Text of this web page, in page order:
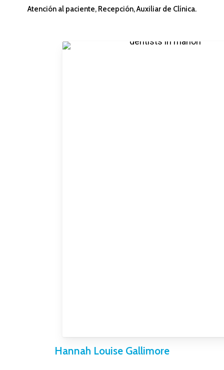
Atención al paciente, Recepción, Auxiliar de Clínica.
Hannah Louise Gallimore